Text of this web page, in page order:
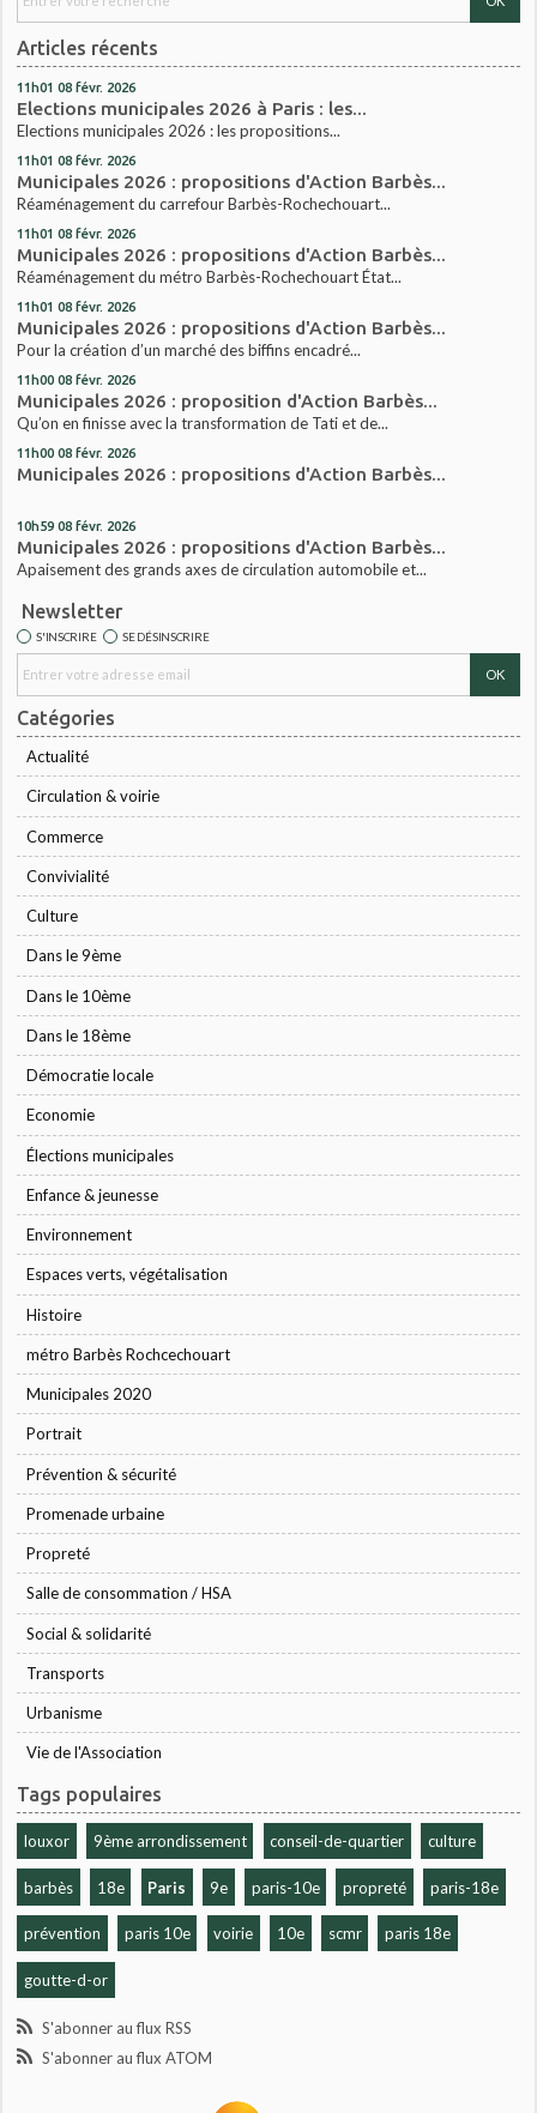
Articles récents
11h01 08 févr. 2026
Elections municipales 2026 à Paris : les...
Elections municipales 2026 : les propositions...
11h01 08 févr. 2026
Municipales 2026 : propositions d'Action Barbès...
Réaménagement du carrefour Barbès-Rochechouart...
11h01 08 févr. 2026
Municipales 2026 : propositions d'Action Barbès...
Réaménagement du métro Barbès-Rochechouart État...
11h01 08 févr. 2026
Municipales 2026 : propositions d'Action Barbès...
Pour la création d’un marché des biffins encadré...
11h00 08 févr. 2026
Municipales 2026 : proposition d'Action Barbès...
Qu’on en finisse avec la transformation de Tati et de...
11h00 08 févr. 2026
Municipales 2026 : propositions d'Action Barbès...
10h59 08 févr. 2026
Municipales 2026 : propositions d'Action Barbès...
Apaisement des grands axes de circulation automobile et...
Newsletter
S'INSCRIRE SE DÉSINSCRIRE
Catégories
Actualité
Circulation & voirie
Commerce
Convivialité
Culture
Dans le 9ème
Dans le 10ème
Dans le 18ème
Démocratie locale
Economie
Élections municipales
Enfance & jeunesse
Environnement
Espaces verts, végétalisation
Histoire
métro Barbès Rochcechouart
Municipales 2020
Portrait
Prévention & sécurité
Promenade urbaine
Propreté
Salle de consommation / HSA
Social & solidarité
Transports
Urbanisme
Vie de l'Association
Tags populaires
louxor 9ème arrondissement conseil-de-quartier culture
barbès 18e Paris 9e paris-10e propreté paris-18e
prévention paris 10e voirie 10e scmr paris 18e
goutte-d-or
S'abonner au flux RSS
S'abonner au flux ATOM